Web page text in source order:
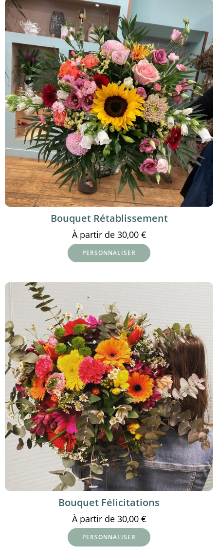
Bouquet Rétablissement
À partir de 30,00 €
PERSONNALISER
Bouquet Félicitations
À partir de 30,00 €
PERSONNALISER